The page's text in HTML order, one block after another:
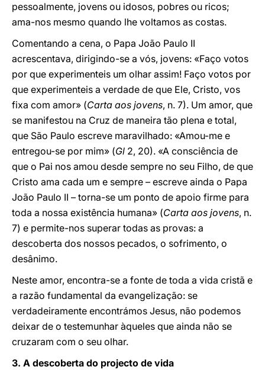
pessoalmente, jovens ou idosos, pobres ou ricos;
ama-nos mesmo quando lhe voltamos as costas.
Comentando a cena, o Papa João Paulo II
acrescentava, dirigindo-se a vós, jovens: «Faço votos
por que experimenteis um olhar assim! Faço votos por
que experimenteis a verdade de que Ele, Cristo, vos
fixa com amor» (Carta aos jovens, n. 7). Um amor, que
se manifestou na Cruz de maneira tão plena e total,
que São Paulo escreve maravilhado: «Amou-me e
entregou-se por mim» (Gl 2, 20). «A consciência de
que o Pai nos amou desde sempre no seu Filho, de que
Cristo ama cada um e sempre – escreve ainda o Papa
João Paulo II – torna-se um ponto de apoio firme para
toda a nossa existência humana» (Carta aos jovens, n.
7) e permite-nos superar todas as provas: a
descoberta dos nossos pecados, o sofrimento, o
desânimo.
Neste amor, encontra-se a fonte de toda a vida cristã e
a razão fundamental da evangelização: se
verdadeiramente encontrámos Jesus, não podemos
deixar de o testemunhar àqueles que ainda não se
cruzaram com o seu olhar.
3. A descoberta do projecto de vida